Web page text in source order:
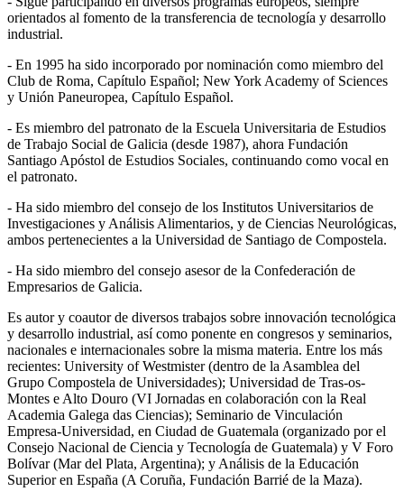
orientados al fomento de la transferencia de tecnología y desarrollo
industrial.
- En 1995 ha sido incorporado por nominación como miembro del
Club de Roma, Capítulo Español; New York Academy of Sciences
y Unión Paneuropea, Capítulo Español.
- Es miembro del patronato de la Escuela Universitaria de Estudios
de Trabajo Social de Galicia (desde 1987), ahora Fundación
Santiago Apóstol de Estudios Sociales, continuando como vocal en
el patronato.
- Ha sido miembro del consejo de los Institutos Universitarios de
Investigaciones y Análisis Alimentarios, y de Ciencias Neurológicas,
ambos pertenecientes a la Universidad de Santiago de Compostela.
- Ha sido miembro del consejo asesor de la Confederación de
Empresarios de Galicia.
Es autor y coautor de diversos trabajos sobre innovación tecnológica
y desarrollo industrial, así como ponente en congresos y seminarios,
nacionales e internacionales sobre la misma materia. Entre los más
recientes: University of Westmister (dentro de la Asamblea del
Grupo Compostela de Universidades); Universidad de Tras-os-
Montes e Alto Douro (VI Jornadas en colaboración con la Real
Academia Galega das Ciencias); Seminario de Vinculación
Empresa-Universidad, en Ciudad de Guatemala (organizado por el
Consejo Nacional de Ciencia y Tecnología de Guatemala) y V Foro
Bolívar (Mar del Plata, Argentina); y Análisis de la Educación
Superior en España (A Coruña, Fundación Barrié de la Maza).